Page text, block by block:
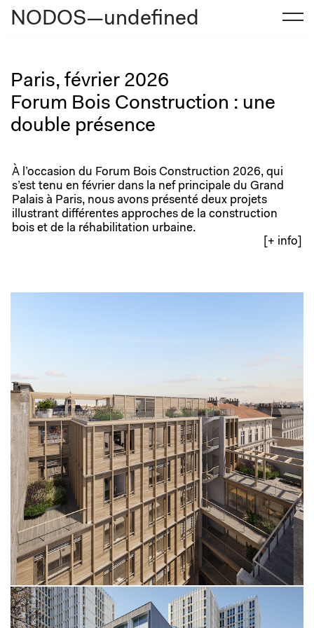
contenu
NODOS—undefined
Paris, février 2026
Forum Bois Construction : une
double présence
À l’occasion du Forum Bois Construction 2026, qui
s’est tenu en février dans la nef principale du Grand
Palais à Paris, nous avons présenté deux projets
illustrant différentes approches de la construction
bois et de la réhabilitation urbaine.
[+ info]